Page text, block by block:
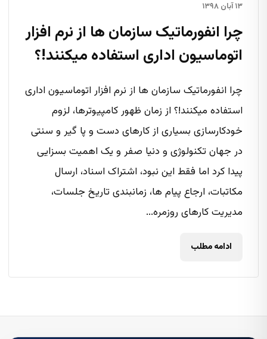
۱۳ آبان ۱۳۹۸
چرا انفورماتیک سازمان ها از نرم افزار
اتوماسیون اداری استفاده میکنند!؟
چرا انفورماتیک سازمان ها از نرم افزار اتوماسیون اداری
استفاده میکنند!؟ از زمان ظهور کامپیوترها، لزوم
خودکارسازی بسیاری از کارهای دست و پا گیر و سنتی
در جهان تکنولوژی و دنیا صفر و یک اهمیت بسزایی
پیدا کرد اما فقط این نبود، اشتراک اسناد، ارسال
مکاتبات، ارجاع پیام ها، زمانبندی تاریخ جلسات،
مدیریت کارهای روزمره...
ادامه مطلب